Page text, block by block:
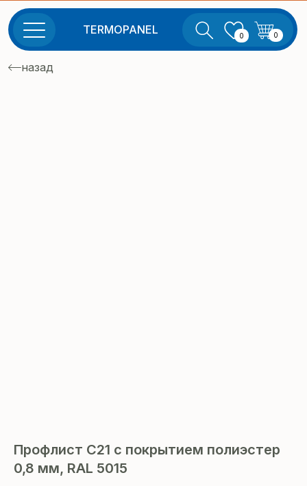
0
TERMOPANEL
назад
Профлист С21 с покрытием полиэстер
0,8 мм, RAL 5015